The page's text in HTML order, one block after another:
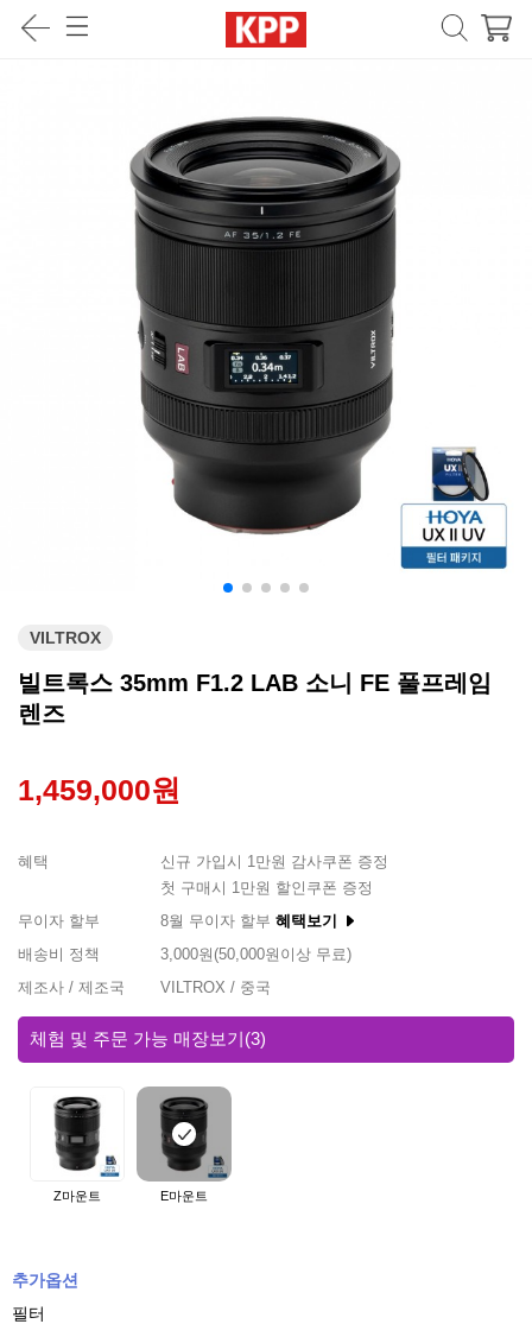
VILTROX
빌트록스 35mm F1.2 LAB 소니 FE 풀프레임
렌즈
1,459,000원
혜택
신규 가입시 1만원 감사쿠폰 증정
첫 구매시 1만원 할인쿠폰 증정
무이자 할부
8월 무이자 할부 혜택보기
배송비 정책
3,000원(50,000원이상 무료)
제조사 / 제조국
VILTROX / 중국
체험 및 주문 가능 매장보기(3)
Z마운트 E마운트
추가옵션
필터